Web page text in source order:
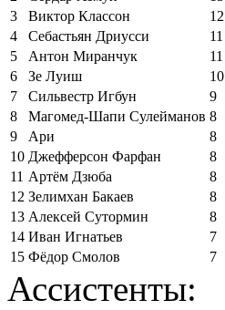
3
Виктор Классон
12
4
Себастьян Дриусси
11
5
Антон Миранчук
11
6
Зе Луиш
10
7
Сильвестр Игбун
9
8
Магомед-Шапи Сулейманов 8
9
Ари
8
10 Джефферсон Фарфан
8
11 Артём Дзюба
8
12 Зелимхан Бакаев
8
13 Алексей Сутормин
8
14 Иван Игнатьев
7
15 Фёдор Смолов 7
Ассистенты: